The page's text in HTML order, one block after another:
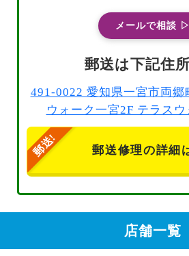
メールで相談 ▷
郵送は下記住
491-0022 愛知県一宮市両郷
ウォーク一宮2F テラス
郵送修理の詳細
店舗一覧